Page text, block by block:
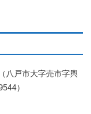
八戸市大字売市字輿
）